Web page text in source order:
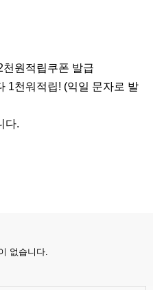
원적립쿠폰 발급
1천워적립! (익일 문자로 발
다.
없습니다.